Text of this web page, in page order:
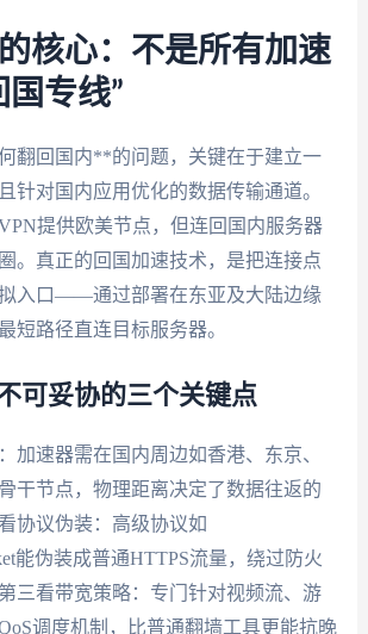
核心：不是所有加速
国专线”
翻回国内**的问题，关键在于建立一
针对国内应用优化的数据传输通道。
提供欧美节点，但连回国内服务器
。真正的回国加速技术，是把连接点
入口——通过部署在东亚及大陆边缘
短路径直连目标服务器。
可妥协的三个关键点
加速器需在国内周边如香港、东京、
干节点，物理距离决定了数据往返的
协议伪装：高级协议如
能伪装成普通HTTPS流量，绕过防火
三看带宽策略：专门针对视频流、游
调度机制，比普通翻墙工具更能抗晚